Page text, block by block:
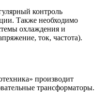
контроль
Также необходимо
охлаждения и
ток, частота).
производит
трансформаторы.